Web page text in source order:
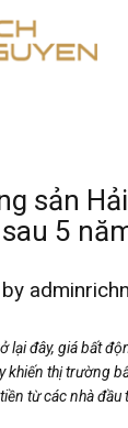
sản
5
by
lại đây, giá bất
khiến thị trường
từ các nhà